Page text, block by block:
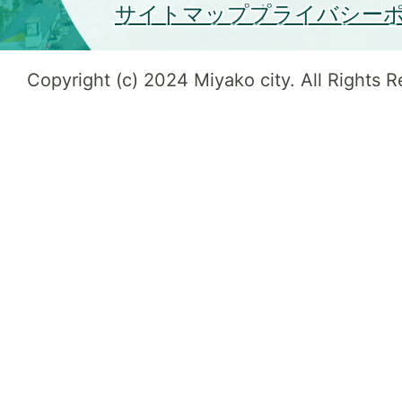
サイトマッププライバシー
Copyright (c) 2024 Miyako city. All Rights